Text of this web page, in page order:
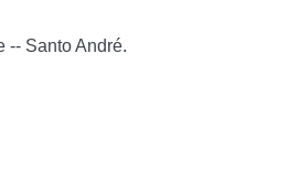
-- Santo André.